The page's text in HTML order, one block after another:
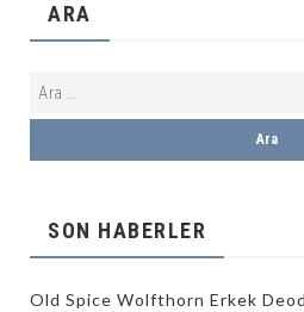
ARA
SON HABERLER
Old Spice Wolfthorn Erkek